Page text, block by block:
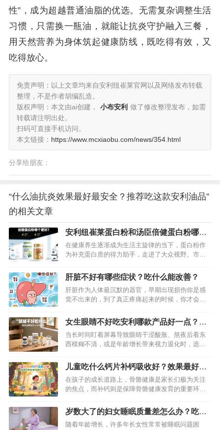
性”，成为超越普通油脂的优选。无需复杂调整生活
习惯，只需换一瓶油，就能让抗炎守护融入三餐，
用天然营养为身体筑起健康防线，既吃得有效，又
吃得放心。
免责声明：以上文章均来自安利纽崔莱官网以及网络发布转载
整理，不是作者胡编乱造。
版权声明：本文由ai创建，
小布安利 做了修改整理发布，如需
转载请注明出处。
扫码可直接手机访问。
本文链接： https://www.mcxiaobu.com/news/354.html
分享给朋友：
“什么油抗炎效果最好最安全？推荐吃这款安利油品”
的相关文章
安利纽崔莱蛋白粉和汤臣倍健蛋白粉哪个
好？深度为你揭秘
在健康养生逐渐成为生活主旋律的当下，蛋白粉作
为补充蛋白质的得力助手，走进了大众视野。市场
汤臣倍健蛋白粉凭借较高的知名度和市场占有率，
备受消费者关注。但究竟哪一款更适合自己呢？今
天就从多个维度来剖析这两款蛋白粉，助你做出明
智之选。…
肝脏不好有哪些症状？吃什么能改善？
肝脏作为人体最沉默的器官，早期出现损伤你是感
觉不出来的，到了真正疼痛起来的时候，你才会发
会有预警的，我们一旦发现预警了，就要严格注意
了。下面给大家分享下肝脏不好的症状和吃什么能
改善。…
女生眼睛不好吃安利哪款产品好一点？推
荐纽崔莱女士元气组合
当长时间盯着屏幕导致眼睛干涩酸胀、熬夜后看东
西模糊不清，或是年龄增长带来视力退化时，选择
以科学配方守护眼部健康，尤其适合女性人群——
它像为眼睛配备了“营养护盾”，从多维度缓解眼疲
劳、延缓眼部衰老，让双眸重焕清澈明亮。…
儿童吃什么钙片补钙吸收好？效果最好的
补钙保健品推荐
在孩子的成长道路上，骨骼健康是家长们极为关注
的焦点，而补钙则是保障骨骼健康发育的重要环
入困惑：儿童吃什么钙片补钙吸收好？哪款补钙保
健品效果最佳？经过多方研究与众多家长的实践反
馈，纽崔莱钙镁维生素D咀嚼片成为备受推崇的优质
岁数大了的妇女睡眠质量差怎么办？吃这
款纽崔莱产品可改善
随着年龄增长，许多年长女性常常被睡眠问题困